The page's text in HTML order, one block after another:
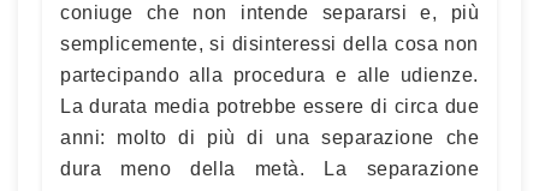
coniuge che non intende separarsi e, più
semplicemente, si disinteressi della cosa non
partecipando alla procedura e alle udienze.
La durata media potrebbe essere di circa due
anni: molto di più di una separazione che
dura meno della metà. La separazione